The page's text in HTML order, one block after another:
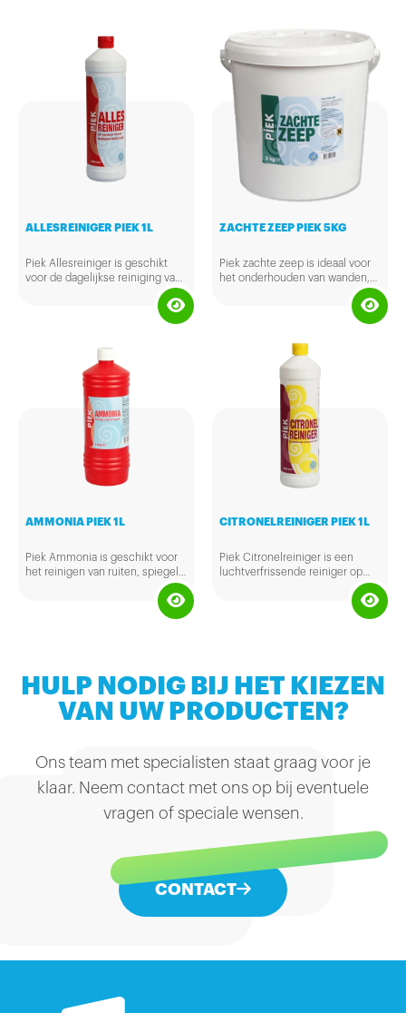
ALLESREINIGER PIEK 1L
Piek Allesreiniger is geschikt
voor de dagelijkse reiniging van
oppervlakken. Deze allesreiniger
laat een frisse en schone geur
ZACHTE ZEEP PIEK 5KG
Piek zachte zeep is ideaal voor
het onderhouden van wanden,
tegels en vloeren. Het verwijdert
tevens vlekken zoals wijn en
en heeft een frisse geur.
AMMONIA PIEK 1L
Piek Ammonia is geschikt voor
het reinigen van ruiten, spiegels
en tegels. Het laat je glas- en
tegelwerk streeploos schoon
CITRONELREINIGER PIEK 1L
Piek Citronelreiniger is een
luchtverfrissende reiniger op
basis van Javaanse olie. Deze
reiniger is geschikt voor het
HULP NODIG BIJ HET KIEZEN
VAN UW PRODUCTEN?
Ons team met specialisten staat graag voor je
klaar. Neem contact met ons op bij eventuele
vragen of speciale wensen.
CONTACT